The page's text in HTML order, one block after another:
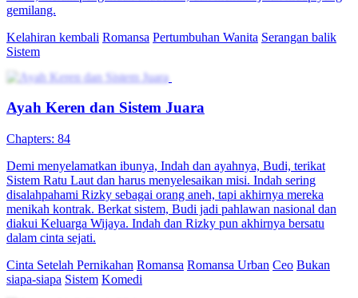
Cinta dan Sistem Ajaib
Chapters: 80
Putri yang menderita kanker stadium akhir, tiba-tiba terikat dengan
Sistem Si Pintar berwujud adik kampus. Sistem menawarkan
harapan hidup jika tugas-tugas berhasil diselesaikan. Persaingan
antara Yohan dan sistem pun terjadi demi perhatian Putri. Yohan
akhirnya mengungkap rahasia: sistem itu ciptaannya demi
selamatkan Putri.
Romantis Pemuda Romansa Romansa Fantasi Serangan balik
Sistem